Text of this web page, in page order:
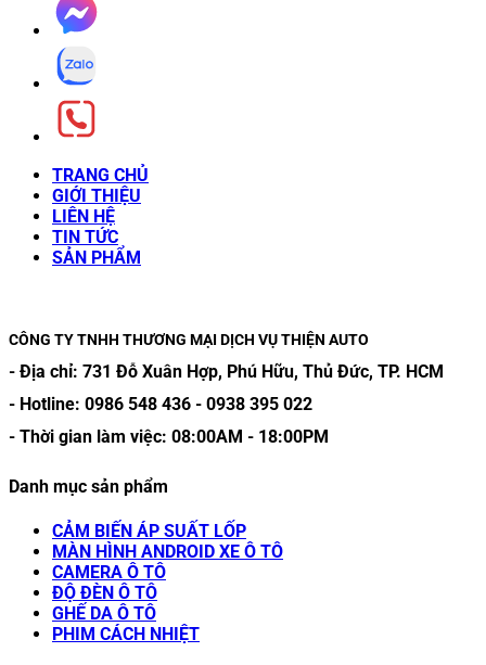
TRANG CHỦ
GIỚI THIỆU
LIÊN HỆ
TIN TỨC
SẢN PHẨM
CÔNG TY TNHH THƯƠNG MẠI DỊCH VỤ THIỆN AUTO
- Địa chỉ: 731 Đỗ Xuân Hợp, Phú Hữu, Thủ Đức, TP. HCM
- Hotline: 0986 548 436 - 0938 395 022
- Thời gian làm việc: 08:00AM - 18:00PM
Danh mục sản phẩm
CẢM BIẾN ÁP SUẤT LỐP
MÀN HÌNH ANDROID XE Ô TÔ
CAMERA Ô TÔ
ĐỘ ĐÈN Ô TÔ
GHẾ DA Ô TÔ
PHIM CÁCH NHIỆT